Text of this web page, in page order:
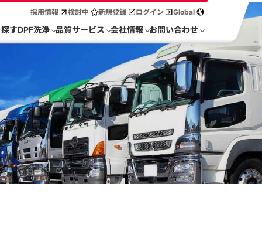
採用情報 検討中 新規登録 ログイン Global
すDPF洗浄 品質サービス 会社情報 お問い合わせ